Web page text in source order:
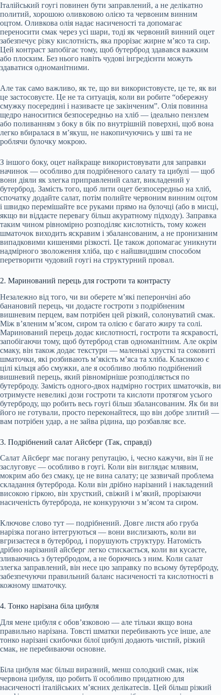
Італійський гоугі повинен бути заправлений, а не делікатно
политий, хорошою оливковою олією та червоним винним
оцтом. Оливкова олія надає насиченості та допомагає
переносити смак через усі шари, тоді як червоний винний оцет
забезпечує різку кислотність, яка прорізає жирне м’ясо та сир.
Цей контраст запобігає тому, щоб бутерброд здавався важким
або плоским. Без нього навіть чудові інгредієнти можуть
здаватися одноманітними.
Але так само важливо, як те, що ви використовуєте, це те, як ви
це застосовуєте. Це не та ситуація, коли ви робите “обережну
смужку посередині і називаєте це закінченим”. Олія повинна
щедро наноситися безпосередньо на хліб — ідеально пензлем
або поливанням з боку в бік по внутрішній поверхні, щоб вона
легко вбиралася в м’якуш, не накопичуючись у шві та не
роблячи булочку мокрою.
З іншого боку, оцет найкраще використовувати для заправки
начинок — особливо для подрібненого салату та цибулі — щоб
вони діяли як злегка приправлений салат, викладений у
бутерброд. Замість того, щоб лити оцет безпосередньо на хліб,
спочатку додайте салат, потім полийте червоним винним оцтом
і швидко перемішайте все руками прямо на булочці (або в мисці,
якщо ви віддаєте перевагу більш акуратному підходу). Заправка
таким чином рівномірно розподіляє кислотність, тому кожен
шматочок виходить яскравим і збалансованим, а не пронизаним
випадковими кишенями різкості. Це також допомагає уникнути
надмірного зволоження хліба, що є найшвидшим способом
перетворити чудовий гоугі на структурний провал.
2. Маринований перець для гостроти та контрасту
Незалежно від того, чи ви оберете м’які пеперончіні або
банановий перець, чи додасте гостроти з подрібненим
вишневим перцем, вам потрібен цей різкий, солонуватий смак.
Між в’яленим м’ясом, сиром та олією є багато жиру та солі.
Маринований перець додає кислотності, гостроти та яскравості,
запобігаючи тому, щоб бутерброд став одноманітним. Але окрім
смаку, він також додає текстури — маленькі хрусткі та соковиті
шматочки, які розбивають м’якість м’яса та хліба. Класикою є
цілі кільця або смужки, але я особливо люблю подрібнений
вишневий перець, який рівномірніше розподіляється по
бутерброду. Замість одного-двох надмірно гострих шматочків, ви
отримуєте невеликі дози гостроти та кислоти протягом усього
бутерброду, що робить весь гоугі більш збалансованим. Як би ви
його не готували, просто переконайтеся, що він добре злитий —
вам потрібен удар, а не зайва рідина, що розбавляє все.
3. Подрібнений салат Айсберг (Так, справді)
Салат Айсберг має погану репутацію, і, чесно кажучи, він її не
заслуговує — особливо в гоугі. Коли він виглядає млявим,
мокрим або без смаку, це не вина салату; це зазвичай проблема
складання бутерброда. Коли він дрібно нарізаний і накладений
високою гіркою, він хрусткий, свіжий і м’який, прорізаючи
насиченість бутерброда, не конкуруючи з м’ясом та сиром.
Ключове слово тут — подрібнений. Довге листя або груба
нарізка погано інтегруються — вони вислизають, коли ви
вгризаєтеся в бутерброд, і порушують структуру. Натомість
дрібно нарізаний айсберг легко стискається, коли ви кусаєте,
зливаючись з бутербродом, а не борючись з ним. Коли салат
злегка заправлений, він несе цю заправку по всьому бутерброду,
забезпечуючи правильний баланс насиченості та кислотності в
кожному шматочку.
4. Тонко нарізана біла цибуля
Для мене цибуля є обов’язковою — але тільки якщо вона
правильно нарізана. Товсті шматки перебивають усе інше, але
тонко нарізані скибочки білої цибулі додають чистий, різкий
смак, не перебиваючи основне.
Біла цибуля має більш виразний, менш солодкий смак, ніж
червона цибуля, що робить її особливо придатною для
насиченості італійських м’ясних делікатесів. Цей більш різкий